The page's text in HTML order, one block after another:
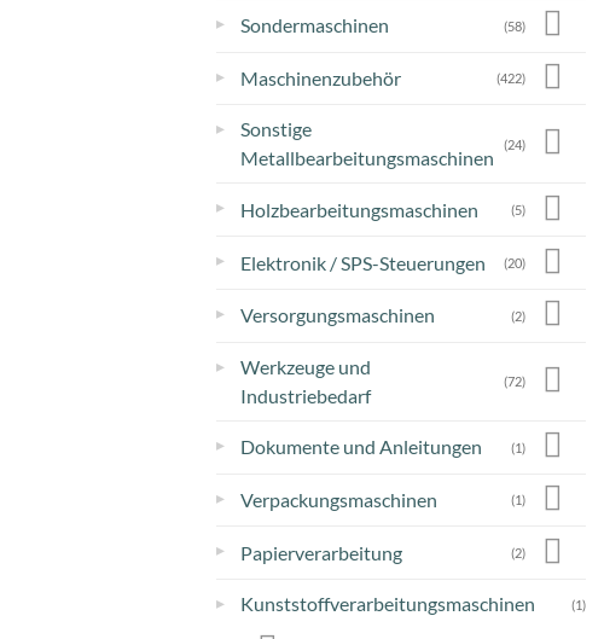
▸ Sondermaschinen (58)
▸ Maschinenzubehör (422)
▸
Sonstige
Metallbearbeitungsmaschinen
(24)
▸ Holzbearbeitungsmaschinen (5)
▸ Elektronik / SPS-Steuerungen (20)
▸ Versorgungsmaschinen (2)
▸
Werkzeuge und
Industriebedarf
(72)
▸ Dokumente und Anleitungen (1)
▸ Verpackungsmaschinen (1)
▸ Papierverarbeitung (2)
▸ Kunststoffverarbeitungsmaschinen (1)